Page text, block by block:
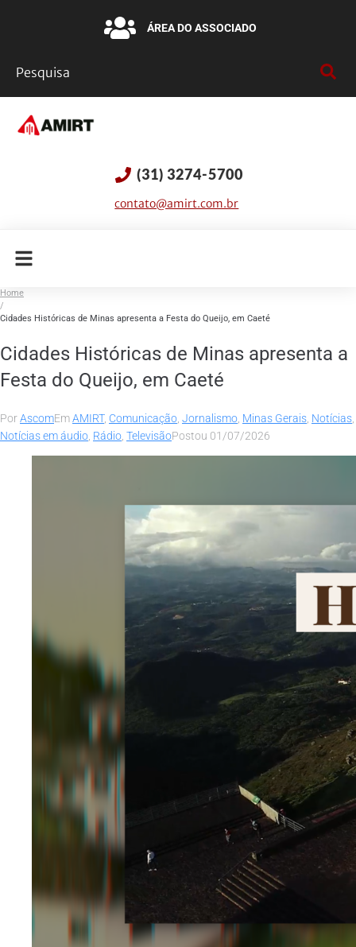
ÁREA DO ASSOCIADO
(31) 3274-5700
contato@amirt.com.br
Home
/
Cidades Históricas de Minas apresenta a Festa do Queijo, em Caeté
Cidades Históricas de Minas apresenta a
Festa do Queijo, em Caeté
PorAscomEmAMIRT, Comunicação Jornalismo Minas Gerais Notícias
Notícias em áudio Rádio TelevisãoPostou 01/07/2026